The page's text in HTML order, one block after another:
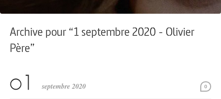
Archive pour “1 septembre 2020 - Olivier
Père”
0
septembre 2020